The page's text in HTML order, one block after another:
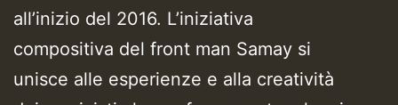
all’inizio del 2016. L’iniziativa
compositiva del front man Samay si
unisce alle esperienze e alla creatività